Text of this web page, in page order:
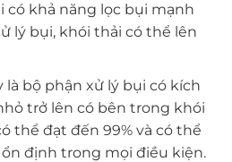
có khả năng lọc bụi mạnh
lý bụi, khói thải có thể lên
là bộ phận xử lý bụi có kích
trở lên có bên trong khói
thể đạt đến 99% và có thể
định trong mọi điều kiện.